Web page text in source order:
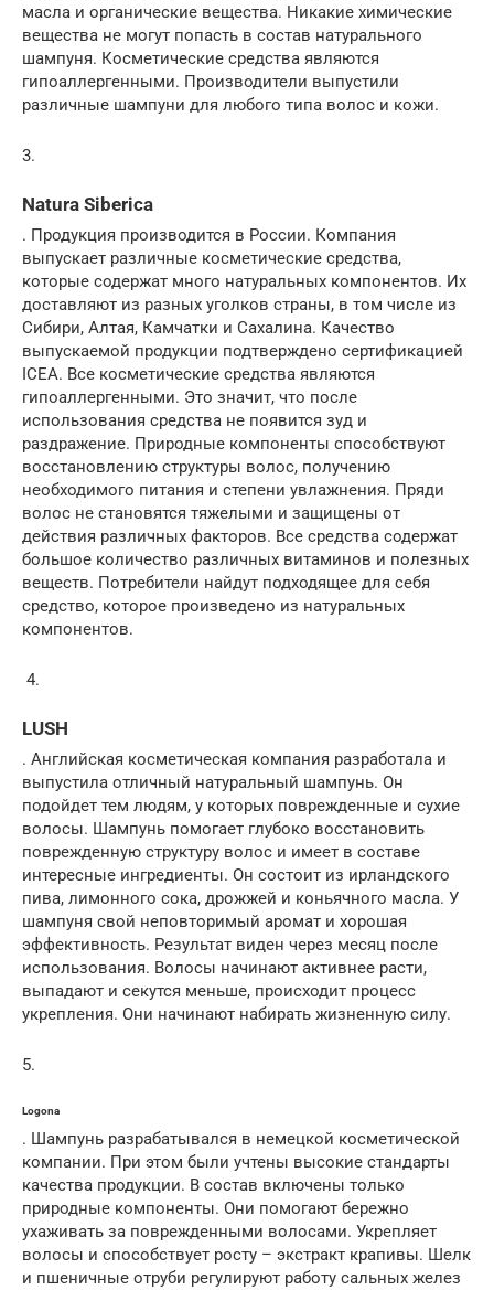
масла и органические вещества. Никакие химические
вещества не могут попасть в состав натурального
шампуня. Косметические средства являются
гипоаллергенными. Производители выпустили
различные шампуни для любого типа волос и кожи.
3.
Natura Siberica
. Продукция производится в России. Компания
выпускает различные косметические средства,
которые содержат много натуральных компонентов. Их
доставляют из разных уголков страны, в том числе из
Сибири, Алтая, Камчатки и Сахалина. Качество
выпускаемой продукции подтверждено сертификацией
ICEA. Все косметические средства являются
гипоаллергенными. Это значит, что после
использования средства не появится зуд и
раздражение. Природные компоненты способствуют
восстановлению структуры волос, получению
необходимого питания и степени увлажнения. Пряди
волос не становятся тяжелыми и защищены от
действия различных факторов. Все средства содержат
большое количество различных витаминов и полезных
веществ. Потребители найдут подходящее для себя
средство, которое произведено из натуральных
компонентов.
4.
LUSH
. Английская косметическая компания разработала и
выпустила отличный натуральный шампунь. Он
подойдет тем людям, у которых поврежденные и сухие
волосы. Шампунь помогает глубоко восстановить
поврежденную структуру волос и имеет в составе
интересные ингредиенты. Он состоит из ирландского
пива, лимонного сока, дрожжей и коньячного масла. У
шампуня свой неповторимый аромат и хорошая
эффективность. Результат виден через месяц после
использования. Волосы начинают активнее расти,
выпадают и секутся меньше, происходит процесс
укрепления. Они начинают набирать жизненную силу.
5.
Logona
. Шампунь разрабатывался в немецкой косметической
компании. При этом были учтены высокие стандарты
качества продукции. В состав включены только
природные компоненты. Они помогают бережно
ухаживать за поврежденными волосами. Укрепляет
волосы и способствует росту – экстракт крапивы. Шелк
и пшеничные отруби регулируют работу сальных желез